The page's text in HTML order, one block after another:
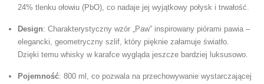
24% tlenku ołowiu (PbO), co nadaje jej wyjątkowy połysk i trwałość.
Design: Charakterystyczny wzór „Paw” inspirowany piórami pawia –
elegancki, geometryczny szlif, który pięknie załamuje światło.
Dzięki temu whisky w karafce wygląda jeszcze bardziej luksusowo.
Pojemność: 800 ml, co pozwala na przechowywanie wystarczającej